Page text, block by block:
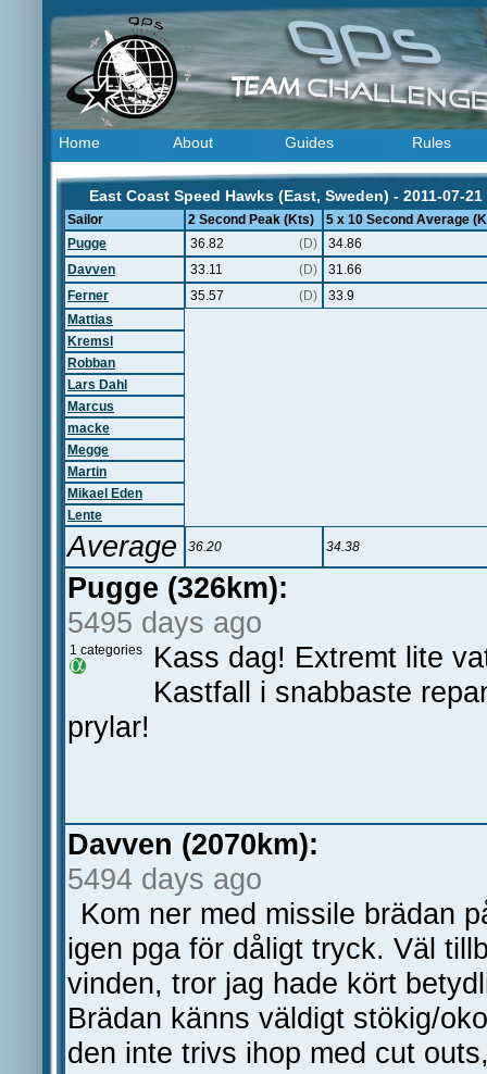
Home About Guides Rules
East Coast Speed Hawks (East, Sweden) - 2011-07-21
Sailor 2 Second Peak (Kts)
5 x 10 Second Average
Pugge
36.82 (D)
34.86
Davven
33.11 (D)
31.66
Ferner
35.57 (D)
33.9
Mattias
Kremsl
Robban
Lars Dahl
Marcus
macke
Megge
Martin
Mikael Eden
Lente
Average 36.20 34.38
Pugge (326km):
5495 days ago
1 categories
Kass dag! Extremt lite
Kastfall i snabbaste
prylar!
Davven (2070km):
5494 days ago
Kom ner med missile brädan
igen pga för dåligt tryck. Väl
vinden, tror jag hade kört
Brädan känns väldigt stökig/
den inte trivs ihop med cut